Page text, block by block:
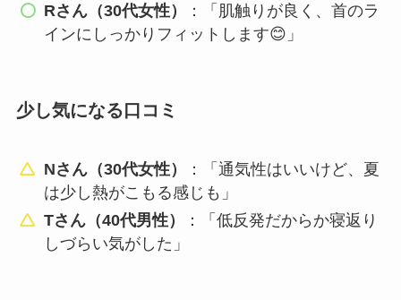
Rさん（30代女性）
：「肌触りが良く、首のラ
インにしっかりフィットします😊」
少し気になる口コミ
Nさん（30代女性）
：「通気性はいいけど、夏
は少し熱がこもる感じも」
Tさん（40代男性）
：「低反発だからか寝返り
しづらい気がした」